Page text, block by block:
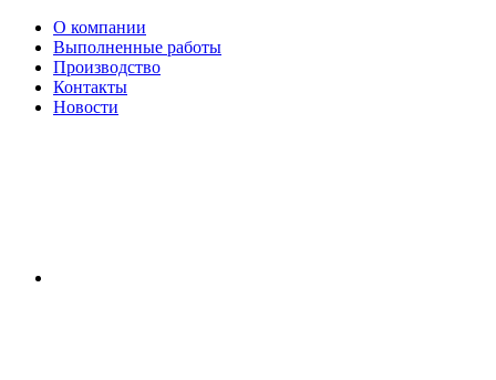
О компании
Выполненные работы
Производство
Контакты
Новости